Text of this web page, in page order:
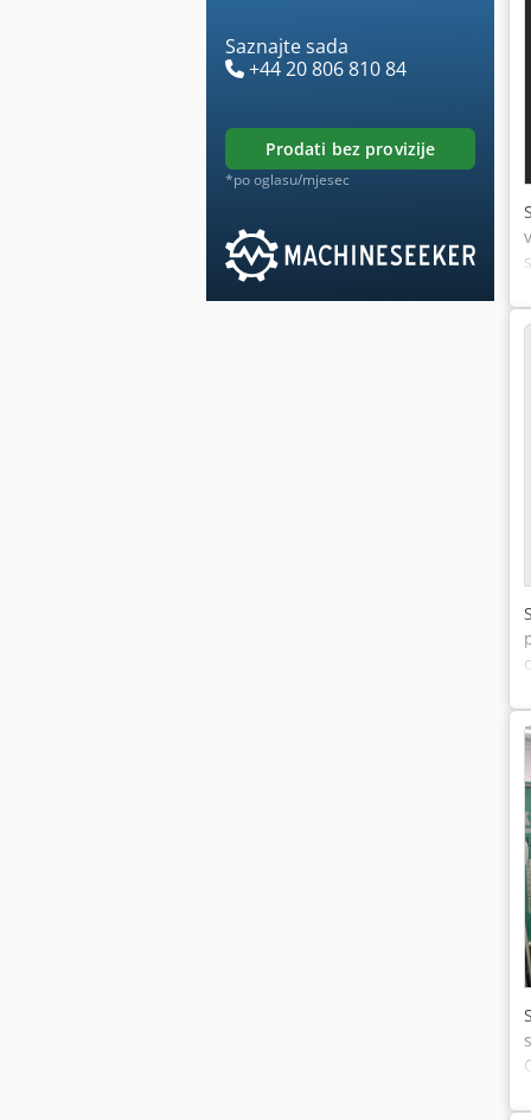
Saznajte sada
+44 20 806 810 84
prodati bez provizije
*po oglasu/mjesec